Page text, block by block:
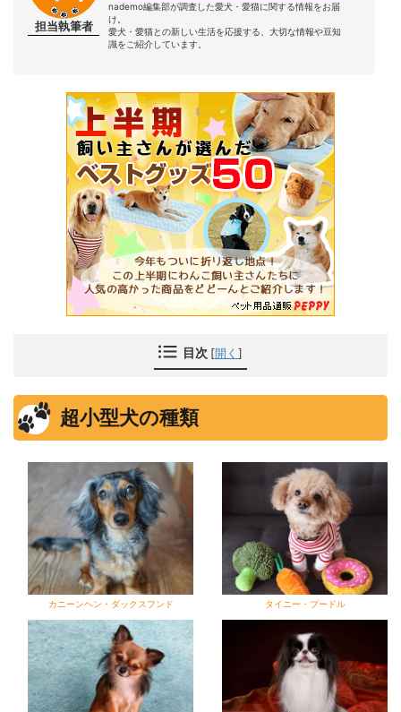
担当執筆者
nademo編集部が調査した愛犬・愛猫に関する情報をお届
け。
愛犬・愛猫との新しい生活を応援する、大切な情報や豆知
識をご紹介しています。
目次 [開く ]
超小型犬の種類
カニーンヘン・ダックスフンド タイニー・プードル